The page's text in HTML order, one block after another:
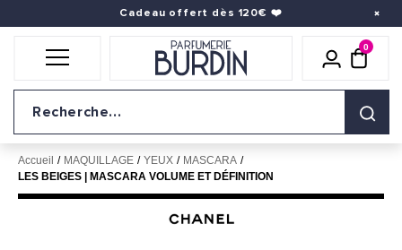
Accueil MAQUILLAGE YEUX
MASCARA
LES BEIGES | MASCARA VOLUME ET DÉFINITION
Cadeau offert dès 120€ ❤️
Icône
0